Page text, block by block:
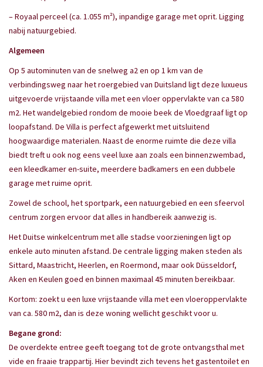
– Royaal perceel (ca. 1.055 m²), inpandige garage met oprit. Ligging
nabij natuurgebied.
Algemeen
Op 5 autominuten van de snelweg a2 en op 1 km van de
verbindingsweg naar het roergebied van Duitsland ligt deze luxueus
uitgevoerde vrijstaande villa met een vloer oppervlakte van ca 580
m2. Het wandelgebied rondom de mooie beek de Vloedgraaf ligt op
loopafstand. De Villa is perfect afgewerkt met uitsluitend
hoogwaardige materialen. Naast de enorme ruimte die deze villa
biedt treft u ook nog eens veel luxe aan zoals een binnenzwembad,
een kleedkamer en-suite, meerdere badkamers en een dubbele
garage met ruime oprit.
Zowel de school, het sportpark, een natuurgebied en een sfeervol
centrum zorgen ervoor dat alles in handbereik aanwezig is.
Het Duitse winkelcentrum met alle stadse voorzieningen ligt op
enkele auto minuten afstand. De centrale ligging maken steden als
Sittard, Maastricht, Heerlen, en Roermond, maar ook Düsseldorf,
Aken en Keulen goed en binnen maximaal 45 minuten bereikbaar.
Kortom: zoekt u een luxe vrijstaande villa met een vloeroppervlakte
van ca. 580 m2, dan is deze woning wellicht geschikt voor u.
Begane grond:
De overdekte entree geeft toegang tot de grote ontvangsthal met
vide en fraaie trappartij. Hier bevindt zich tevens het gastentoilet en